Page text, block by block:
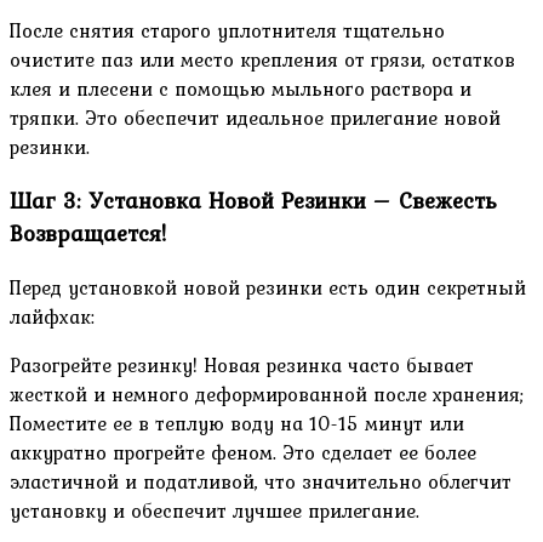
После снятия старого уплотнителя тщательно
очистите паз или место крепления от грязи, остатков
клея и плесени с помощью мыльного раствора и
тряпки. Это обеспечит идеальное прилегание новой
резинки.
Шаг 3: Установка Новой Резинки – Свежесть
Возвращается!
Перед установкой новой резинки есть один секретный
лайфхак:
Разогрейте резинку! Новая резинка часто бывает
жесткой и немного деформированной после хранения;
Поместите ее в теплую воду на 10-15 минут или
аккуратно прогрейте феном. Это сделает ее более
эластичной и податливой, что значительно облегчит
установку и обеспечит лучшее прилегание.